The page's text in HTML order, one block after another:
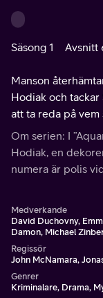
Säsong 1 Avsnitt
Manson
Hodiak och tackar
att ta reda på vem
Om serien: I
Hodiak, en
numera är polis
Medverkande
David Duchovny,
Damon, Michael
Regissör
John McNamara,
Genrer
Kriminalare, Drama,